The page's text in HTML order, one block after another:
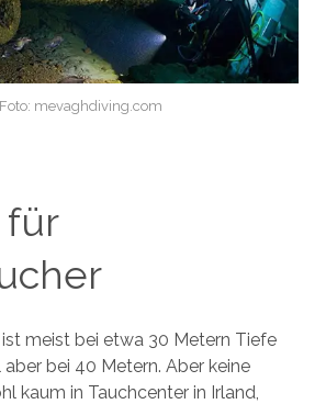
Foto: mevaghdiving.com
für
meist bei etwa 30 Metern Tiefe
bei 40 Metern. Aber keine
kaum in Tauchcenter in Irland,